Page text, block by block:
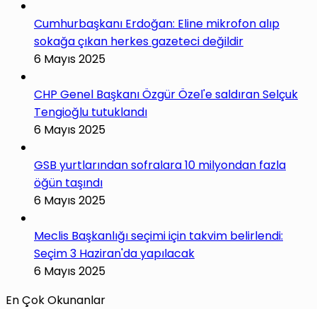
Cumhurbaşkanı Erdoğan: Eline mikrofon alıp
sokağa çıkan herkes gazeteci değildir
6 Mayıs 2025
CHP Genel Başkanı Özgür Özel'e saldıran Selçuk
Tengioğlu tutuklandı
6 Mayıs 2025
GSB yurtlarından sofralara 10 milyondan fazla
öğün taşındı
6 Mayıs 2025
Meclis Başkanlığı seçimi için takvim belirlendi:
Seçim 3 Haziran'da yapılacak
6 Mayıs 2025
En Çok Okunanlar